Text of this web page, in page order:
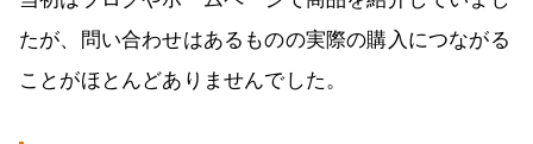
たが、問い合わせはあるものの実際の購入につながる
ことがほとんどありませんでした。